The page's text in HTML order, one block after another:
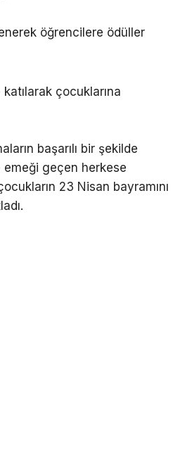
öğrencilere ödüller
çocuklarına
başarılı bir şekilde
geçen herkese
23 Nisan bayramını